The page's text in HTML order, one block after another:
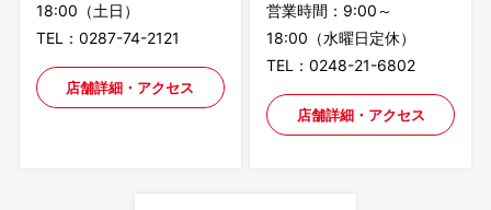
18:00（土日）
TEL：0287-74-2121
店舗詳細・アクセス
営業時間：9:00～
18:00（水曜日定休）
TEL：0248-21-6802
店舗詳細・アクセス